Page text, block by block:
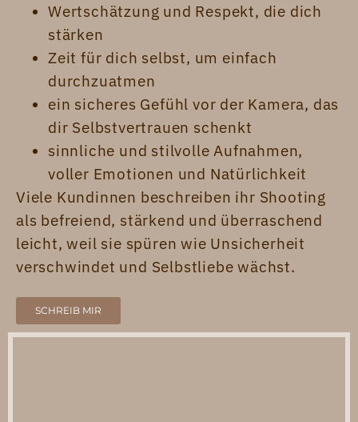
Wertschätzung und Respekt, die dich
stärken
Zeit für dich selbst, um einfach
durchzuatmen
ein sicheres Gefühl vor der Kamera, das
dir Selbstvertrauen schenkt
sinnliche und stilvolle Aufnahmen,
voller Emotionen und Natürlichkeit
Viele Kundinnen beschreiben ihr Shooting
als befreiend, stärkend und überraschend
leicht, weil sie spüren wie Unsicherheit
verschwindet und Selbstliebe wächst.
SCHREIB MIR